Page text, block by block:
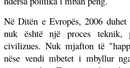
Në Ditën e Evropës, 2006
nuk është një proces teknik,
civilizues. Nuk mjafton të
nëse vendi mbetet i mbyllur